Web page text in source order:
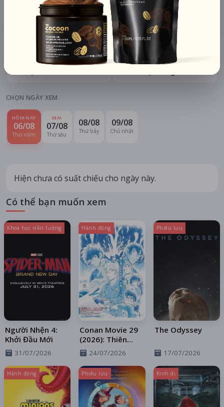
LỊCH CHIẾU BÌNH LUẬN ĐÁNH GIÁ
HỆ THỐNG RẠP
CHỌN NGÀY XEM
HÔM NAY
06/08
Thứ năm
MAI
07/08
Thứ sáu
08/08
Thứ bảy
09/08
Chủ nhật
Hiện chưa có suất chiếu cho ngày này.
Có thể bạn muốn xem
Khoa học viễn tưởng
Người Nhện 4:
Khởi Đầu Mới
31/07/2026
Hành động
Conan Movie 29
(2026): Thiên
Thần Sa Ngã
Trên Xa Lộ
24/07/2026
Phiêu lưu
The Odyssey
17/07/2026
Hành động Phiêu lưu Kinh dị